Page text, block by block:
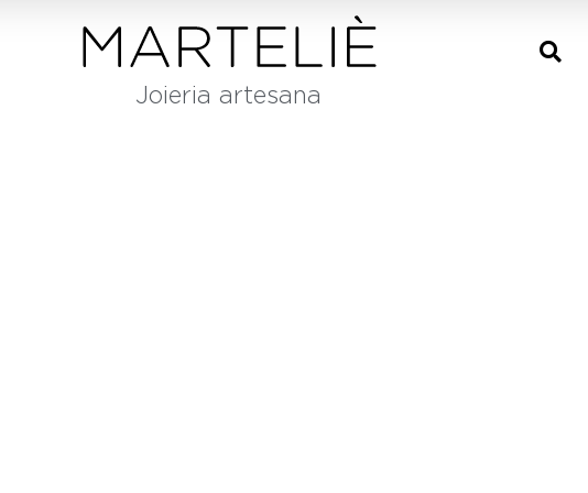
Joieria artesana